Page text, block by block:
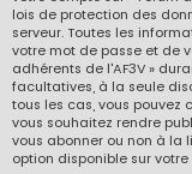
lois de protection des
serveur. Toutes les
votre mot de passe et de
adhérents de l'AF3V »
facultatives, à la seule
tous les cas, vous
vous souhaitez rendre
vous abonner ou non à la
option disponible sur